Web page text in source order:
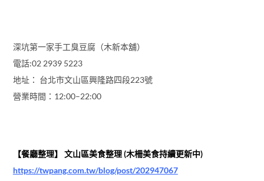
深坑第一家手工臭豆腐（木新本舖）
電話:02 2939 5223
地址： 台北市文山區興隆路四段223號
營業時間：12:00–22:00
【餐廳整理】 文山區美食整理 (木柵美食持續更新中)
https://twpang.com.tw/blog/post/202947067